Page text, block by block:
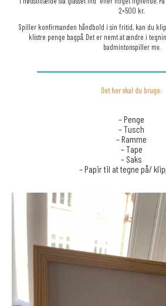
2×500 kr.
Spiller konfirmanden håndbold i sin fritid, kan du
klistre penge bagpå. Det er nemt at ændre i
badmintonspiller mv.
Det her skal du bruge:
– Penge
– Tusch
– Ramme
– Tape
– Saks
– Papir til at tegne på/